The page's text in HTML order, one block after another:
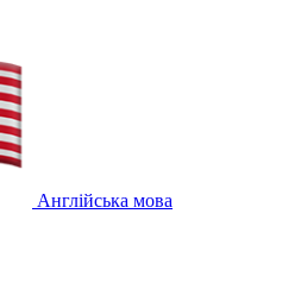
Англійська мова